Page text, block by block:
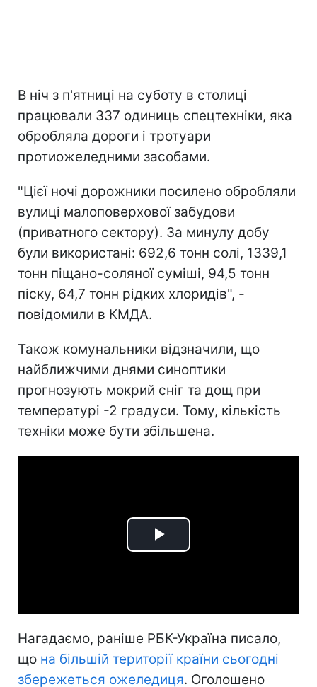
В ніч з п'ятниці на суботу в столиці
працювали 337 одиниць спецтехніки, яка
обробляла дороги і тротуари
протиожеледними засобами.
"Цієї ночі дорожники посилено обробляли
вулиці малоповерхової забудови
(приватного сектору). За минулу добу
були використані: 692,6 тонн солі, 1339,1
тонн піщано-соляної суміші, 94,5 тонн
піску, 64,7 тонн рідких хлоридів", -
повідомили в КМДА.
Також комунальники відзначили, що
найближчими днями синоптики
прогнозують мокрий сніг та дощ при
температурі -2 градуси. Тому, кількість
техніки може бути збільшена.
Play
Нагадаємо, раніше РБК-Україна писало,
що на більшій території країни сьогодні
збережеться ожеледиця. Оголошено